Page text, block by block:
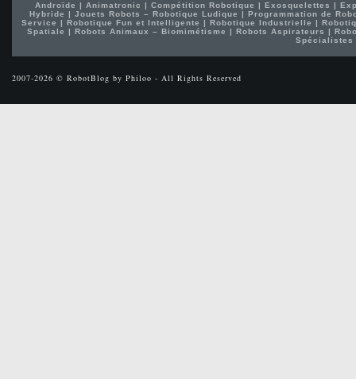
Androïde | Animatronic | Compétition Robotique | Exosquelettes |
Hybride |Jouets Robots – Robotique Ludique |Programmation de
Service | Robotique Fun et Intelligente | Robotique Industrielle |
Spatiale | Robots Animaux – Biomimétisme | Robots Aspirateurs |
Spécialistes
2007-2026 © RobotBlog by Philoo - All Rights Reserved